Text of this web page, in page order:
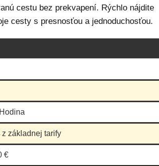
cestu bez prekvapení. Rýchlo nájdite
cesty s presnosťou a jednoduchosťou.
základnej tarify
€